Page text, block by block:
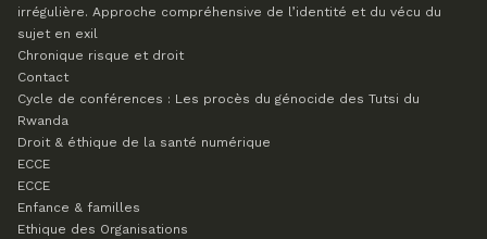
irrégulière. Approche compréhensive de l’identité et du vécu du
sujet en exil
Chronique risque et droit
Contact
Cycle de conférences : Les procès du génocide des Tutsi du
Rwanda
Droit & éthique de la santé numérique
ECCE
ECCE
Enfance & familles
Ethique des Organisations